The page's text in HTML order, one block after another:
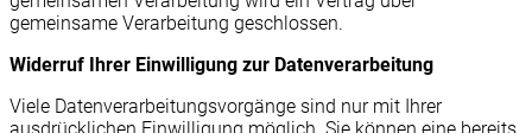
gemeinsame Verarbeitung geschlossen.
Widerruf Ihrer Einwilligung zur Datenverarbeitung
Viele Datenverarbeitungsvorgänge sind nur mit Ihrer
ausdrücklichen Einwilligung möglich. Sie können eine bereits